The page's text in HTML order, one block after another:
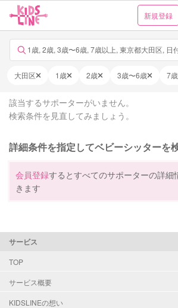
新規登録
1歳, 2歳, 3歳〜6歳, 7歳以上, 東京都大田区, 日
大田区 1歳 2歳 3歳〜6歳 7
該当するサポーターがいません。
検索条件を見直してみましょう。
詳細条件を指定してベビーシッターを
会員登録するとすべてのサポーターの詳細
きます
サービス
TOP
サービス概要
KIDSLINEの想い